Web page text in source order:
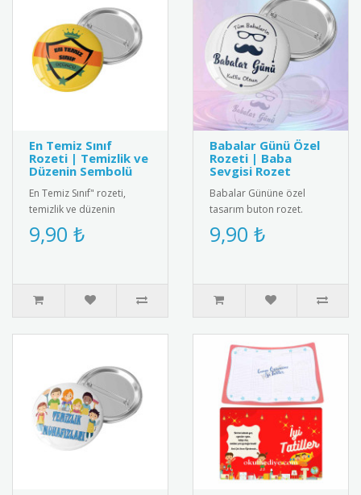
En Temiz Sınıf
Rozeti | Temizlik ve
Düzenin Sembolü
En Temiz Sınıf" rozeti,
temizlik ve düzenin
önemini vurgulayan şık bir
tasarım. Öğrenciler ve
9,90 ₺
Babalar Günü Özel
Rozeti | Baba
Sevgisi Rozet
Babalar Gününe özel
tasarım buton rozet.
Babaların gururla
takabileceği, kaliteli
9,90 ₺